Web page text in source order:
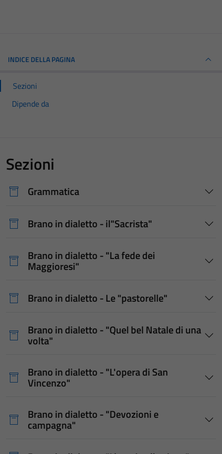
INDICE DELLA PAGINA
Sezioni
Dipende da
Sezioni
Grammatica
Brano in dialetto - il"Sacrista"
Brano in dialetto - "La fede dei
Maggioresi"
Brano in dialetto - Le "pastorelle"
Brano in dialetto - "Quel bel Natale di una
volta"
Brano in dialetto - "L'opera di San
Vincenzo"
Brano in dialetto - "Devozioni e
campagna"